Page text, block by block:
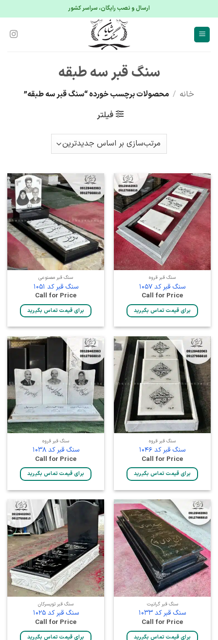
ارسال و نصب رایگان، سراسر کشور
سنگ قبر سه طبقه
خانه / محصولات برچسب خورده “سنگ قبر سه طبقه”
فیلتر
سنگ قبر قروه
سنگ قبر کد 1057
Call for Price
برای قیمت تماس بگیرید
سنگ قبر مصنوعی
سنگ قبر کد 1051
Call for Price
برای قیمت تماس بگیرید
سنگ قبر قروه
سنگ قبر کد 1046
Call for Price
برای قیمت تماس بگیرید
سنگ قبر قروه
سنگ قبر کد 1038
Call for Price
برای قیمت تماس بگیرید
سنگ قبر گرانیت
سنگ قبر کد 1033
Call for Price
برای قیمت تماس بگیرید
سنگ قبر تویسرکان
سنگ قبر کد 1025
Call for Price
برای قیمت تماس بگیرید